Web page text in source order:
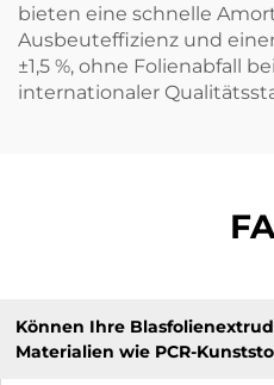
bieten eine schnelle
Ausbeuteffizienz und
±1,5 %, ohne Folienabfall
internationaler
Können Ihre
Materialien wie PCR-